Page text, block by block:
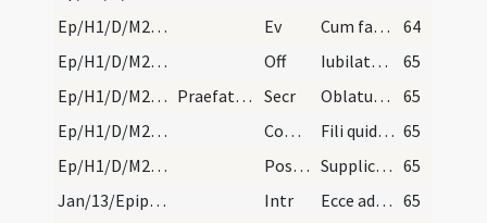
Ep/H1/D/M2/Mass Propers
Ev Cum factus esset Iesus annorum duodecim
64
Ep/H1/D/M2/Mass Propers
Off Iubilate Deo omnis terra
65
Ep/H1/D/M2/Mass Propers
Praefatio et Communicantes de Epiphania. Secr Oblatum tibi Domine sacrificium
65
Ep/H1/D/M2/Mass Propers
Comm Fili quid fecisti 65
Ep/H1/D/M2/Mass Propers
Postcomm Supplices te rogamus omnipotens Deus ut quos tuis reficis 65
Jan/13/Epiphania (Octava)/M2/Mass Propers
Intr Ecce advenit dominator Dominus 65